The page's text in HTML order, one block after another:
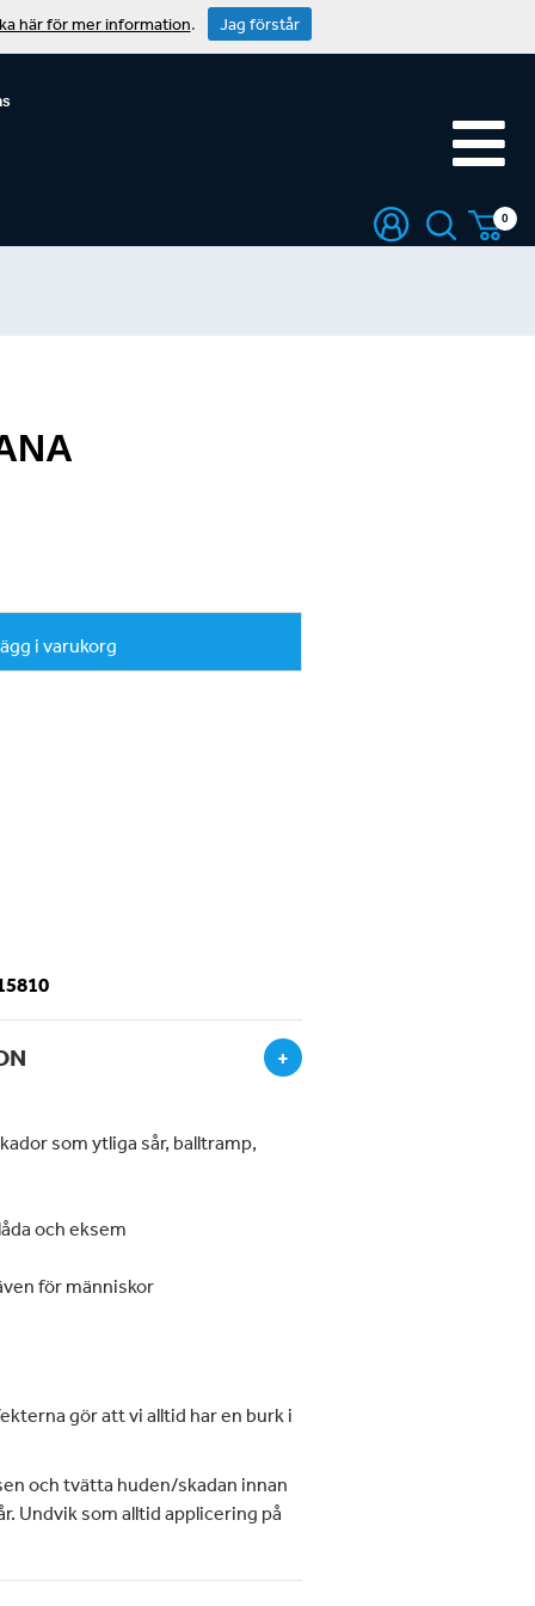
0
i varukorg
+
som ytliga sår, balltramp,
och eksem
för människor
gör att vi alltid har en burk i
och tvätta huden/skadan innan
Undvik som alltid applicering på
här för mer information. Jag förstår